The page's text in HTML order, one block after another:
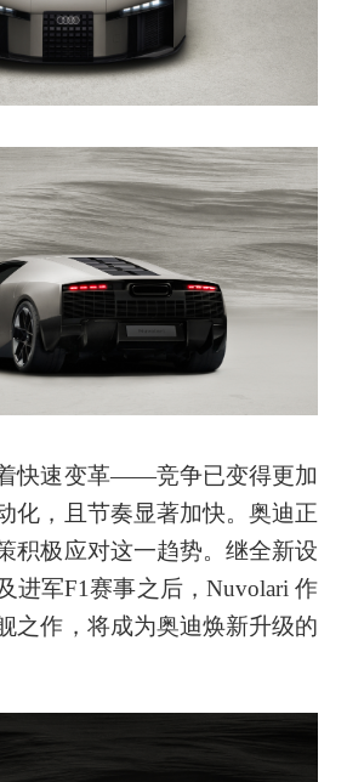
快速变革——竞争已变得更加
化，且节奏显著加快。奥迪正
积极应对这一趋势。继全新设
进军F1赛事之后，Nuvolari 作
之作，将成为奥迪焕新升级的